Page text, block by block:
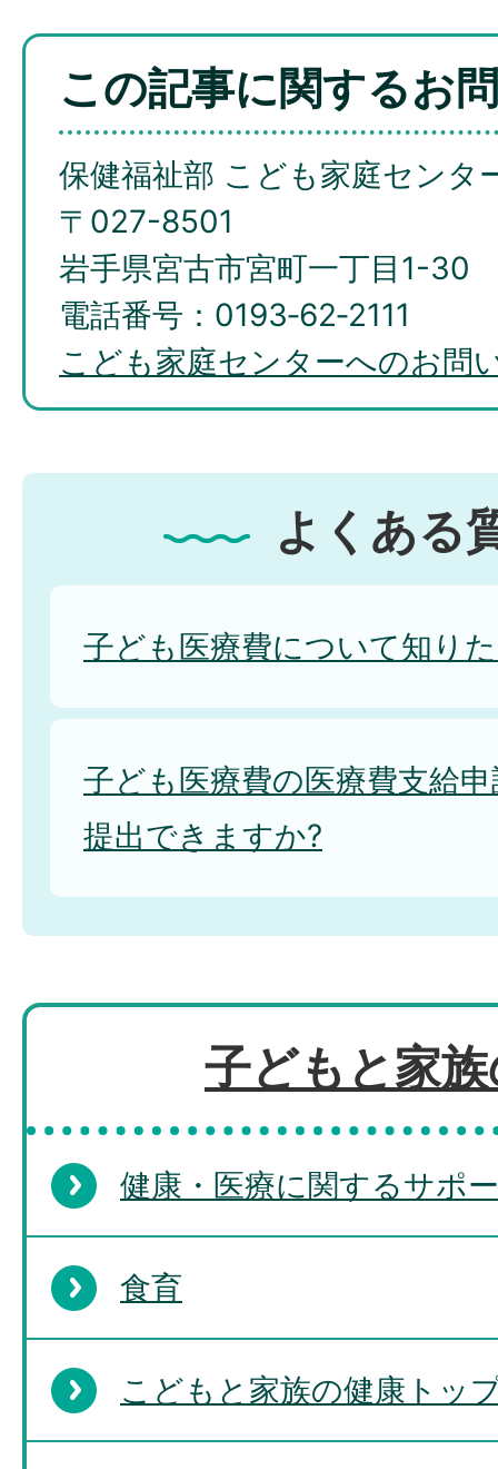
この記事に関するお
保健福祉部 こども家庭センタ
〒027-8501
岩手県宮古市宮町一丁目1-30
電話番号：0193‐62‐2111
こども家庭センターへのお問
よくある
子ども医療費について知り
子ども医療費の医療費支給
提出できますか?
子ども医療費は、いつから
りますか。
転出する場合、子ども医療
ですか。
子どもと家
健康・医療に関するサポ
食育
こどもと家族の健康トッ